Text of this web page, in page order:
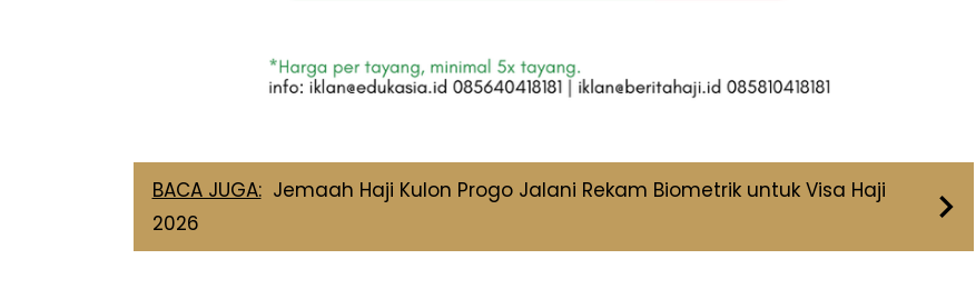
BACA JUGA: Jemaah Haji Kulon Progo Jalani Rekam Biometrik untuk Visa Haji
2026